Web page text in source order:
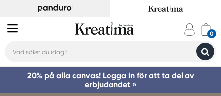
20% på alla canvas! Logga in för att ta del av
erbjudandet »